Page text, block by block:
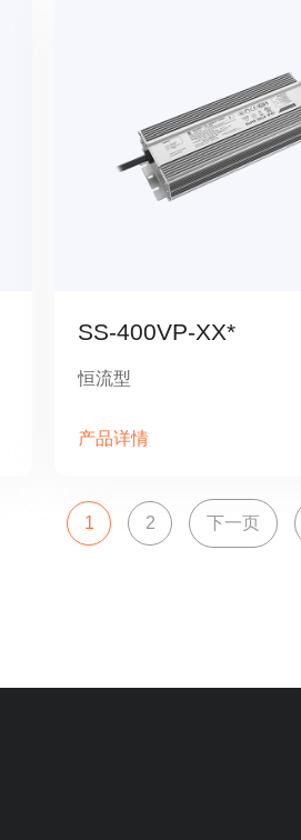
SS-400VP-XX*
恒流型
产品详情
1 2 下一页